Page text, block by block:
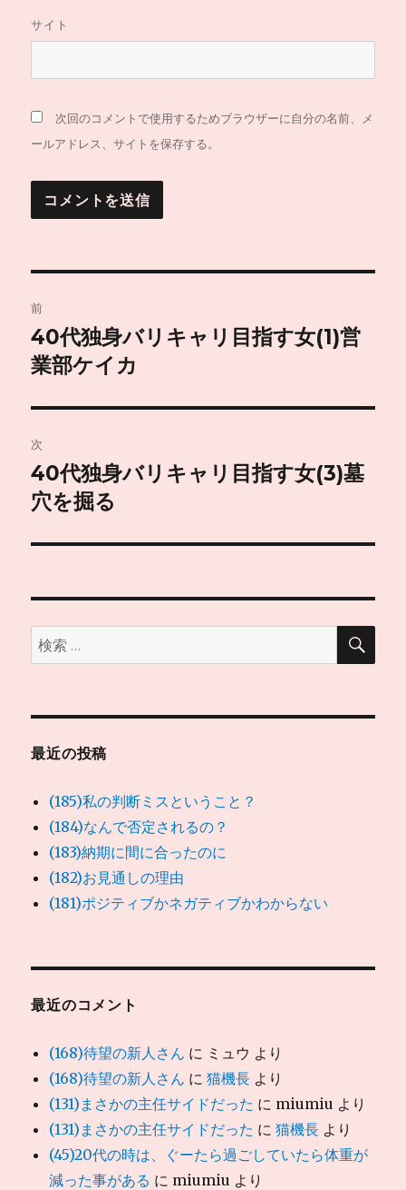
サイト
次回のコメントで使用するためブラウザーに自分の名前、メ
ールアドレス、サイトを保存する。
稿
ナ
ビ
ゲ
ー
シ
ン
前
前
の
稿:
40代独身バリキャリ目指す女(1)営
業部ケイカ
次
次
の
稿:
40代独身バリキャリ目指す女(3)墓
穴を掘る
検
索:
検
最近の投稿
(185)私の判断ミスということ？
(184)なんで否定されるの？
(183)納期に間に合ったのに
(182)お見通しの理由
(181)ポジティブかネガティブかわからない
最近のコメント
(168)待望の新人さん に ミュウ より
(168)待望の新人さん に猫機長 より
(131)まさかの主任サイドだった に miumiu より
(131)まさかの主任サイドだった に猫機長 より
(45)20代の時は、ぐーたら過ごしていたら体重が
減った事がある に miumiu より